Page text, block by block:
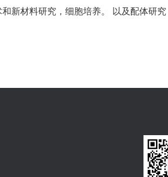
新材料研究，细胞培养。 以及配体研